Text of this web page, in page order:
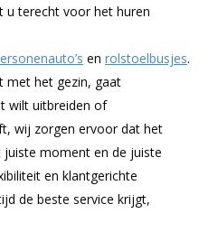
u terecht voor het huren
en rolstoelbusjes.
met het gezin, gaat
wilt uitbreiden of
wij zorgen ervoor dat het
moment en de juiste
en klantgerichte
de beste service krijgt,